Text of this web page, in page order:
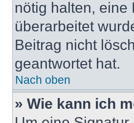
nötig halten, eine
überarbeitet
Beitrag nicht
geantwortet hat.
Nach oben
» Wie kann ich